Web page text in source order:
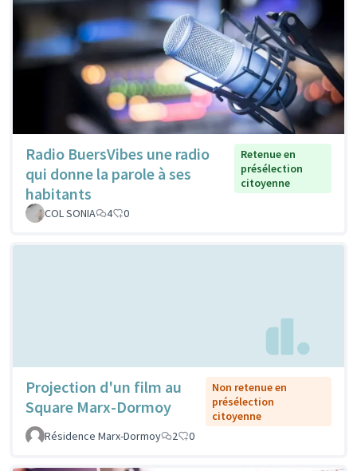
Radio BuersVibes une radio
qui donne la parole à ses
habitants
Retenue en
présélection
citoyenne
COL SONIA 4 0
Projection d'un film au
Square Marx-Dormoy
Non retenue en
présélection
citoyenne
Résidence Marx-Dormoy
2 0